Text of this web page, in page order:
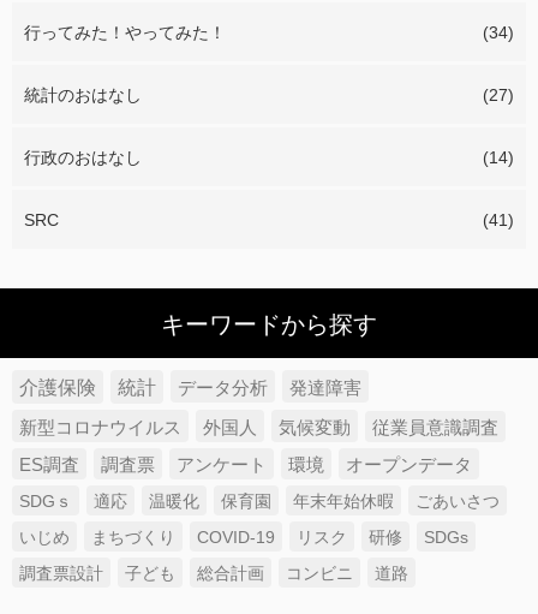
行ってみた！やってみた！ (34)
統計のおはなし (27)
行政のおはなし (14)
SRC (41)
キーワードから探す
介護保険 統計 データ分析
発達障害
新型コロナウイルス
外国人 気候変動
従業員意識調査
ES調査
調査票 アンケート 環境
オープンデータ
SDGｓ
適応 温暖化 保育園 年末年始休暇
ごあいさつ
いじめ
まちづくり COVID-19 リスク 研修
SDGs
調査票設計
子ども 総合計画 コンビニ 道路